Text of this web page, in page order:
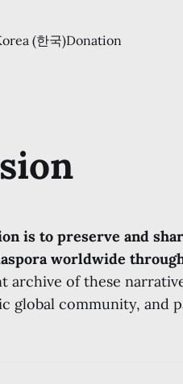
(한국)Donation
is to preserve and
worldwide
archive of these
global community, and